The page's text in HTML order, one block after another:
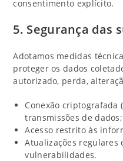
consentimento explícito.
5. Segurança das
Adotamos medidas
proteger os dados
autorizado, perda,
Conexão criptografada
transmissões de dados;
Acesso restrito às
Atualizações
vulnerabilidades.